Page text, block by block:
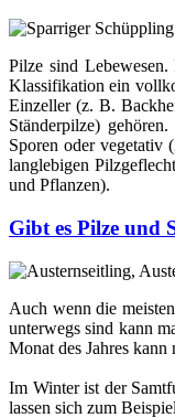
Pilze sind
Klassifikation ein
Einzeller (z. B.
Ständerpilze)
Sporen oder vegetativ
langlebigen
und Pflanzen).
Gibt es Pilze und
Auch wenn die
unterwegs sind kann
Monat des Jahres
Im Winter ist der
lassen sich zum